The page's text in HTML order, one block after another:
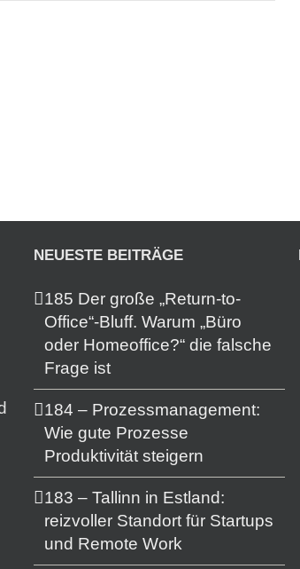
NEUESTE BEITRÄGE
185 Der große „Return-to-
Office“-Bluff. Warum „Büro
oder Homeoffice?“ die falsche
Frage ist
184 – Prozessmanagement:
Wie gute Prozesse
Produktivität steigern
183 – Tallinn in Estland:
reizvoller Standort für Startups
und Remote Work